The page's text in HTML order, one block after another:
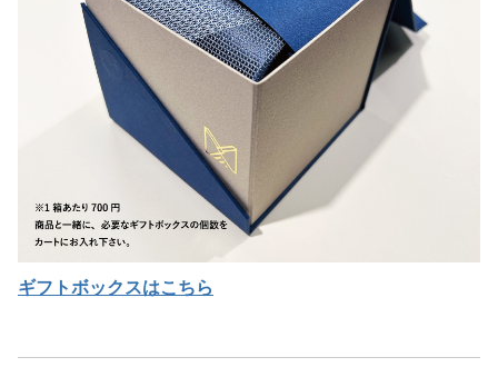
ギフトボックスはこちら